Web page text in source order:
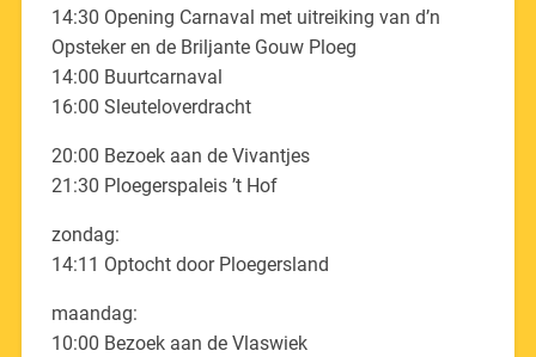
14:30 Opening Carnaval met uitreiking van d’n
Opsteker en de Briljante Gouw Ploeg
14:00 Buurtcarnaval
16:00 Sleuteloverdracht
20:00 Bezoek aan de Vivantjes
21:30 Ploegerspaleis ’t Hof
zondag:
14:11 Optocht door Ploegersland
maandag:
10:00 Bezoek aan de Vlaswiek